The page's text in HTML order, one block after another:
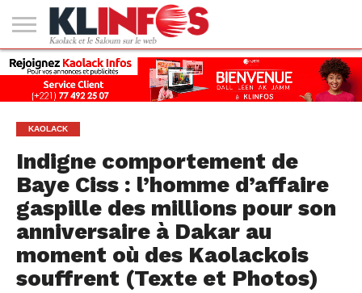
#2
(PAS
DE
TITRE)
KAOLACK
POLITIQUE
ECONOMIE
SOCIÉTÉ
CULTURE
PEOPLE
SPORT
SANTÉ
AFRIQUE
INTERNATIONAL
EMPLOI &
FORMATION
KAOLACK
Indigne comportement de
Baye Ciss : l’homme d’affaire
gaspille des millions pour son
anniversaire à Dakar au
moment où des Kaolackois
souffrent (Texte et Photos)